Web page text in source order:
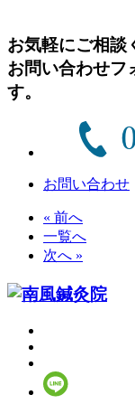
お気軽にご相談
お問い合わせフ
す。
お問い合わせ
« 前へ
一覧へ
次へ »